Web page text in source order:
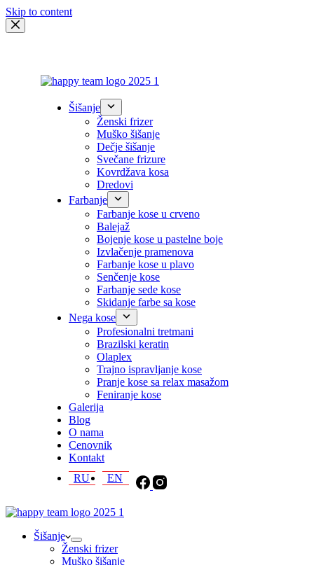
Skip to content
Šišanje
Ženski frizer
Muško šišanje
Dečje šišanje
Svečane frizure
Kovrdžava kosa
Dredovi
Farbanje
Farbanje kose u crveno
Balejaž
Bojenje kose u pastelne boje
Izvlačenje pramenova
Farbanje kose u plavo
Senčenje kose
Farbanje sede kose
Skidanje farbe sa kose
Nega kose
Profesionalni tretmani
Brazilski keratin
Olaplex
Trajno ispravljanje kose
Pranje kose sa relax masažom
Feniranje kose
Galerija
Blog
O nama
Cenovnik
Kontakt
RU
EN
Šišanje
Ženski frizer
Muško šišanje